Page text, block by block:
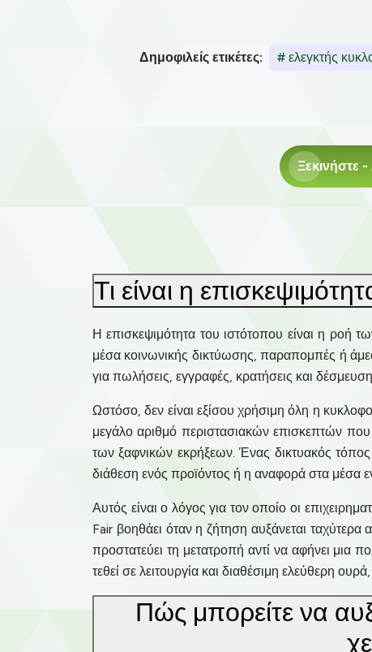
Δημοφιλείς ετικέτες: # ελεγκτής
Ξεκινήστε -
Τι είναι η
Η επισκεψιμότητα του ιστότοπου είναι η ροή
μέσα κοινωνικής δικτύωσης, παραπομπές ή
για πωλήσεις, εγγραφές, κρατήσεις και
Ωστόσο, δεν είναι εξίσου χρήσιμη όλη η
μεγάλο αριθμό περιστασιακών επισκεπτών
των ξαφνικών εκρήξεων. Ένας δικτυακός
διάθεση ενός προϊόντος ή η αναφορά στα μέσα
Αυτός είναι ο λόγος για τον οποίο οι
Fair βοηθάει όταν η ζήτηση αυξάνεται
προστατεύει τη μετατροπή αντί να αφήνει μια
τεθεί σε λειτουργία και διαθέσιμη ελεύθερη
Πώς μπορείτε να